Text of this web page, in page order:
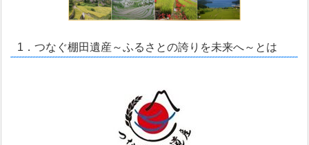
1．つなぐ棚田遺産～ふるさとの誇りを未来へ～とは